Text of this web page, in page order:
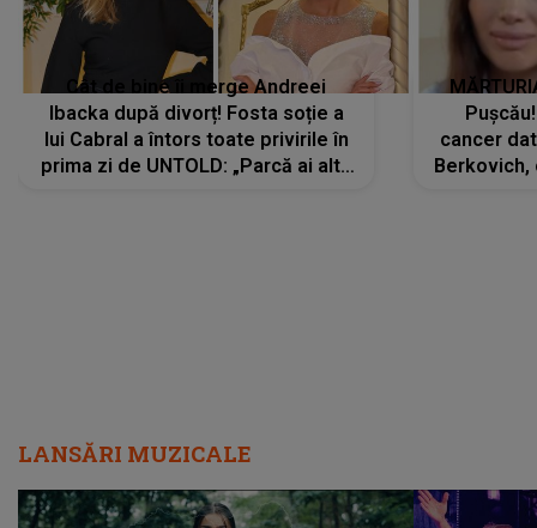
Cât de bine îi merge Andreei
Ibacka după divorț! Fosta soție a
lui Cabral a întors toate privirile în
prima zi de UNTOLD: „Parcă ai altă
cancer
Berkovich,
LANSĂRI MUZICALE